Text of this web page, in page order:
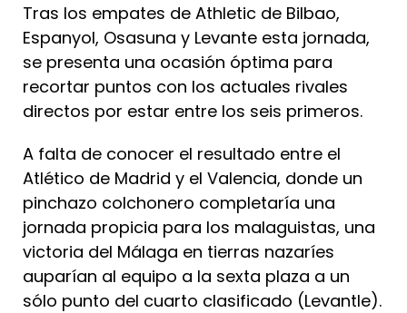
Tras los empates de Athletic de Bilbao,
Espanyol, Osasuna y Levante esta jornada,
se presenta una ocasión óptima para
recortar puntos con los actuales rivales
directos por estar entre los seis primeros.
A falta de conocer el resultado entre el
Atlético de Madrid y el Valencia, donde un
pinchazo colchonero completaría una
jornada propicia para los malaguistas, una
victoria del Málaga en tierras nazaríes
auparían al equipo a la sexta plaza a un
sólo punto del cuarto clasificado (Levantle).